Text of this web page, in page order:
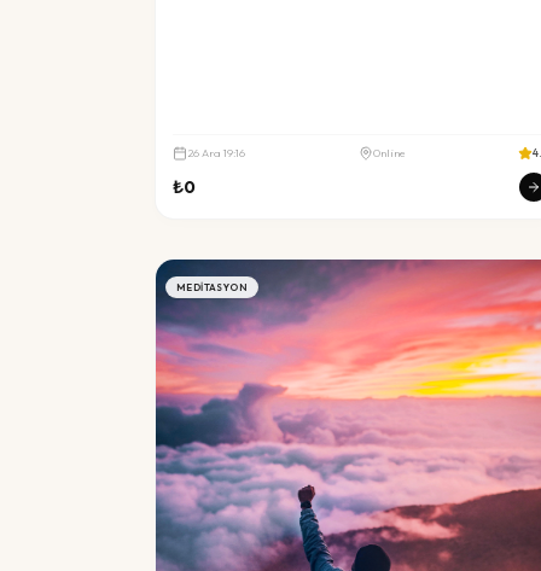
26Ara 19:16 Online
₺0
MEDITASYON